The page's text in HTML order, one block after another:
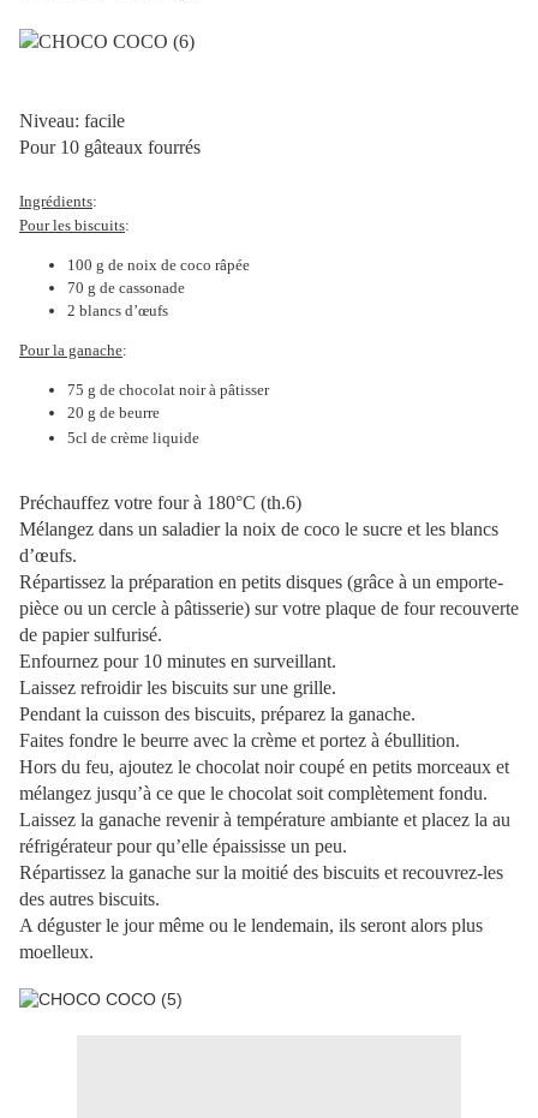
Niveau: facile
Pour 10 gâteaux fourrés
Ingrédients:
Pour les biscuits:
100 g de noix de coco râpée
70 g de cassonade
2 blancs d’œufs
Pour la ganache:
75 g de chocolat noir à pâtisser
20 g de beurre
5cl de crème liquide
Préchauffez votre four à 180°C (th.6)
Mélangez dans un saladier la noix de coco le sucre et les blancs
d’œufs.
Répartissez la préparation en petits disques (grâce à un emporte-
pièce ou un cercle à pâtisserie) sur votre plaque de four recouverte
de papier sulfurisé.
Enfournez pour 10 minutes en surveillant.
Laissez refroidir les biscuits sur une grille.
Pendant la cuisson des biscuits, préparez la ganache.
Faites fondre le beurre avec la crème et portez à ébullition.
Hors du feu, ajoutez le chocolat noir coupé en petits morceaux et
mélangez jusqu’à ce que le chocolat soit complètement fondu.
Laissez la ganache revenir à température ambiante et placez la au
réfrigérateur pour qu’elle épaississe un peu.
Répartissez la ganache sur la moitié des biscuits et recouvrez-les
des autres biscuits.
A déguster le jour même ou le lendemain, ils seront alors plus
moelleux.